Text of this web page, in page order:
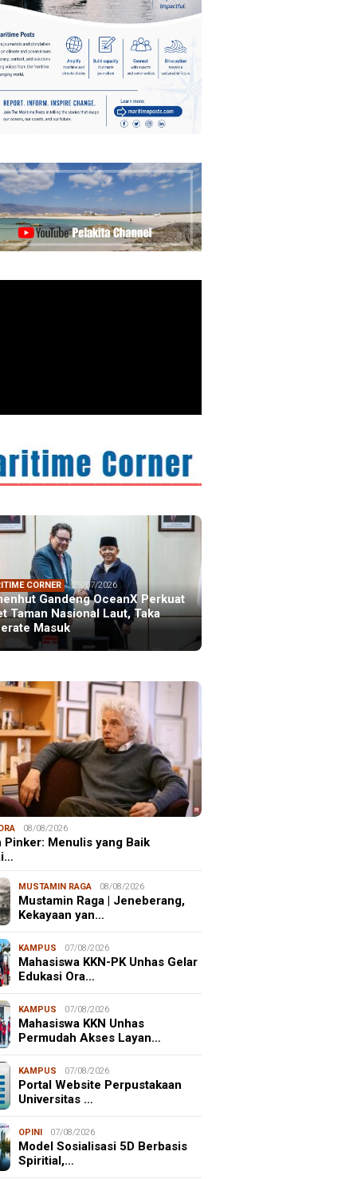
CORNER 25/07/2026
Gandeng OceanX Perkuat
Taman Nasional Laut, Taka
Masuk
08/08/2026
Pinker: Menulis yang Baik
MUSTAMIN RAGA 08/08/2026
Mustamin Raga | Jeneberang,
Kekayaan yan…
KAMPUS 07/08/2026
Mahasiswa KKN-PK Unhas Gelar
Edukasi Ora…
KAMPUS 07/08/2026
Mahasiswa KKN Unhas
Permudah Akses Layan…
KAMPUS 07/08/2026
Portal Website Perpustakaan
Universitas …
OPINI 07/08/2026
Model Sosialisasi 5D Berbasis
Spiritial,…